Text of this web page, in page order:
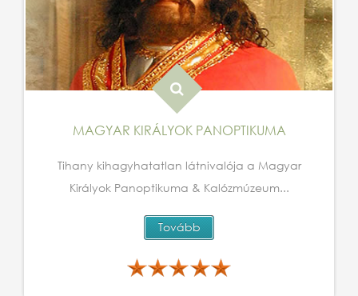
MAGYAR KIRÁLYOK PANOPTIKUMA
Tihany kihagyhatatlan látnivalója a Magyar
Királyok Panoptikuma & Kalózmúzeum...
Tovább